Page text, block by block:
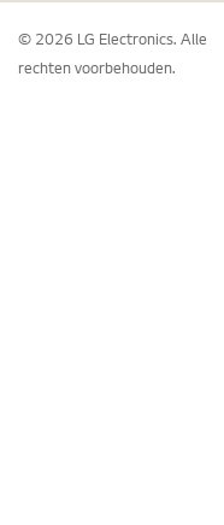
© 2026 LG Electronics. Alle
rechten voorbehouden.